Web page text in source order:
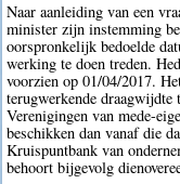
Naar aanleiding van een
minister zijn instemming
oorspronkelijk bedoelde
werking te doen treden.
voorzien op 01/04/2017.
terugwerkende
Verenigingen van mede-
beschikken dan vanaf die
Kruispuntbank van
behoort bijgevolg